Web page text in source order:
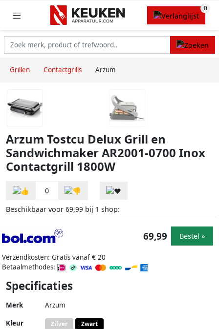
Grillen Contactgrills Arzum
Arzum Tostcu Delux Grill en
Sandwichmaker AR2001-0700 Inox
Contactgrill 1800W
0
Beschikbaar voor 69,99 bij 1 shop:
Verzendkosten: Gratis vanaf € 20
Betaalmethodes:
69,99 Bestel »
Specificaties
Merk Arzum
Kleur Zilver Zwart